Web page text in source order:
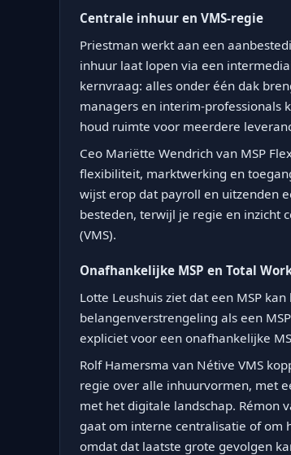
Centrale inhuur en VMS-regie
Priestman werkt aan een
inhuur laat lopen via een
kernvraag: alles onder één dak
managers en interim-professionals
houd ruimte voor meerdere
Ceo Mariëtte Wendrich van MSP
flexibiliteit, marktwerking en
wijst erop dat payroll en uitzenden
besteden, terwijl je regie en inzicht
(VMS).
Onafhankelijke MSP en Total
Lotte Leushuis ziet dat een MSP
belangenverstrengeling als een
expliciet voor een onafhankelijke
Rolf Hamersma van Nétive VMS
regie over alle inhuurvormen, met
met het digitale landschap. Rémon
gaat om interne centralisatie of om
omdat dat laatste grote gevolgen